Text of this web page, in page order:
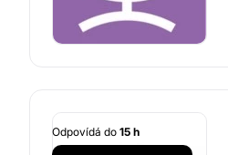
Odpovídá do 15 h